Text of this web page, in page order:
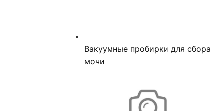
Вакуумные пробирки для сбора
мочи